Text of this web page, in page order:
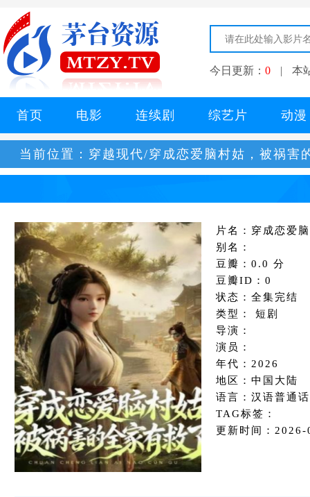
今日更新： 0 | 本
首页 电影 连续剧 综艺片 动漫
当前位置： 穿越现代/穿成恋爱脑村姑，被祸害
片名：穿成恋爱
别名：
豆瓣：0.0 分
豆瓣ID：0
状态：全集完结
类型： 短剧
导演：
演员：
年代：2026
地区：中国大陆
语言：汉语普通话
TAG标签：
更新时间：